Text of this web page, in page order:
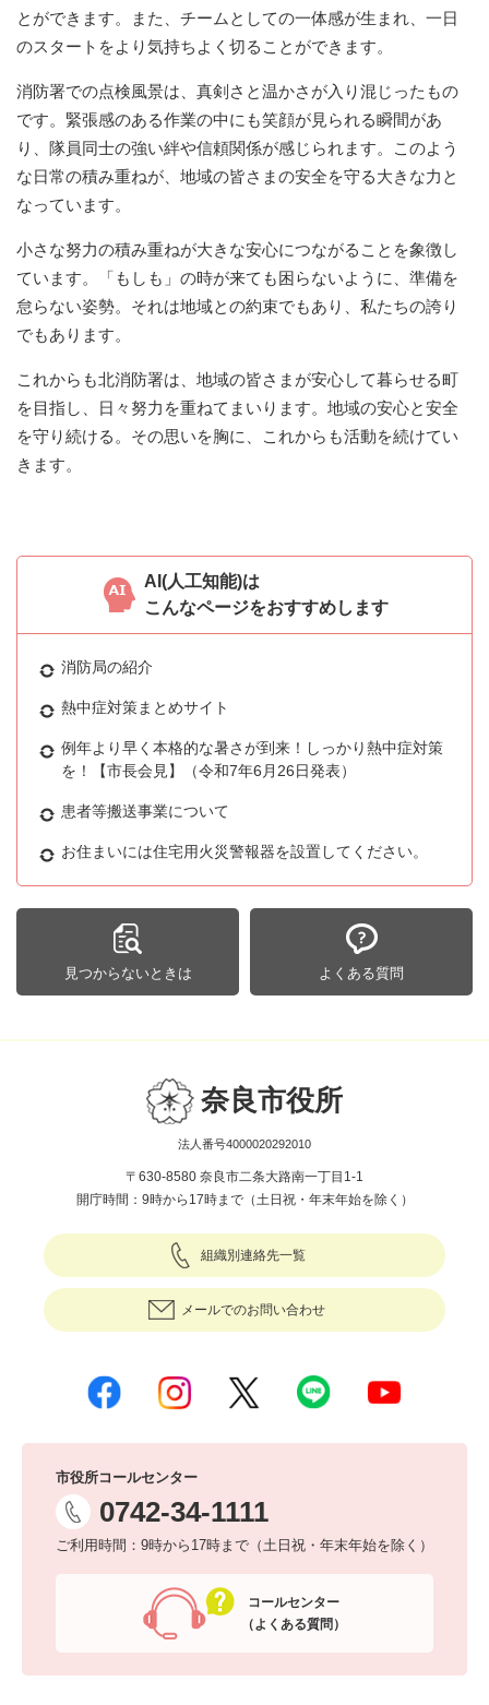
とができます。また、チームとしての一体感が生まれ、一日
のスタートをより気持ちよく切ることができます。
消防署での点検風景は、真剣さと温かさが入り混じったもの
です。緊張感のある作業の中にも笑顔が見られる瞬間があ
り、隊員同士の強い絆や信頼関係が感じられます。このよう
な日常の積み重ねが、地域の皆さまの安全を守る大きな力と
なっています。
小さな努力の積み重ねが大きな安心につながることを象徴し
ています。「もしも」の時が来ても困らないように、準備を
怠らない姿勢。それは地域との約束でもあり、私たちの誇り
でもあります。
これからも北消防署は、地域の皆さまが安心して暮らせる町
を目指し、日々努力を重ねてまいります。地域の安心と安全
を守り続ける。その思いを胸に、これからも活動を続けてい
きます。
AI(人工知能)は
こんなページをおすすめします
消防局の紹介
熱中症対策まとめサイト
例年より早く本格的な暑さが到来！しっかり熱中症対策
を！【市長会見】（令和7年6月26日発表）
患者等搬送事業について
お住まいには住宅用火災警報器を設置してください。
見つからないときは よくある質問
奈良市役所
法人番号4000020292010
〒630-8580 奈良市二条大路南一丁目1-1
開庁時間：9時から17時まで（土日祝・年末年始を除く）
組織別連絡先一覧
メールでのお問い合わせ
市役所コールセンター
0742-34-1111
ご利用時間：9時から17時まで（土日祝・年末年始を除く）
コールセンター
（よくある質問）